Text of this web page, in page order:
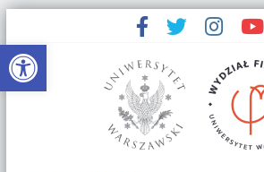
Otwórz pasek narzędzi